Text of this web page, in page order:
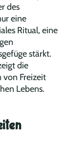
des
eine
Ritual, eine
stärkt.
die
von Freizeit
Lebens.